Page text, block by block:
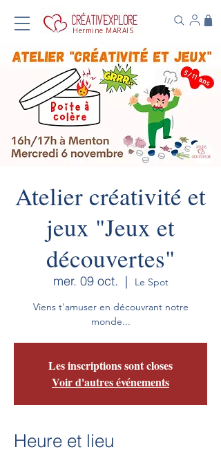
Hermine MARAIS
Atelier créativité et
jeux "Jeux et
découvertes"
mer. 09 oct.
  |
Le Spot
Viens t'amuser en découvrant notre
monde...
Les inscriptions sont closes
Voir d'autres événements
Heure et lieu